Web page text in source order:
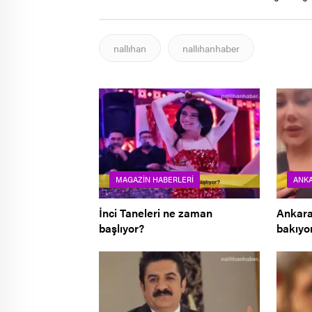
nallıhan nallıhanhaber
MAGAZIN HABERLERI
İnci Taneleri ne zaman
başlıyor?